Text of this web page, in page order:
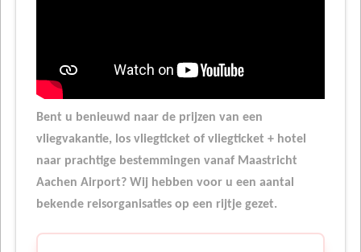
Bent u benieuwd naar de prijzen van een
vliegvakantie, los vliegticket of vliegticket + hotel
naar prachtige bestemmingen vanaf Maastricht
Aachen Airport? Wij hebben voor u een aantal
bekende reisorganisaties op een rijtje gezet.